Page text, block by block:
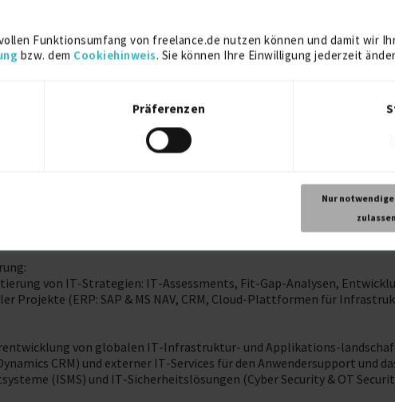
Funktionsumfang von freelance.de nutzen können und damit
bzw. dem Cookiehinweis. Sie können Ihre Einwilligung jederzeit
Präferenzen
Nur
zulassen
of IT, Change Manager, Digitalization, Digital Transfrormation, Digital
von IT-Strategien: IT-Assessments, Fit-Gap-Analysen,
Projekte (ERP: SAP & MS NAV, CRM, Cloud-Plattformen für
von globalen IT-Infrastruktur- und Applikations-
CRM) und externer IT-Services für den Anwendersupport
(ISMS) und IT-Sicherheitslösungen (Cyber Security & OT